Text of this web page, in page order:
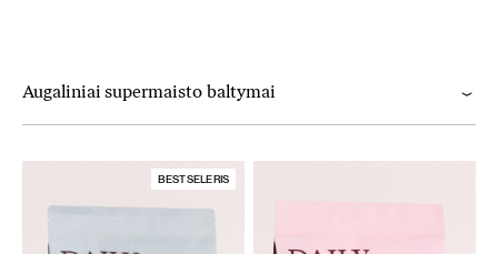
Augaliniai supermaisto baltymai
BESTSELERIS